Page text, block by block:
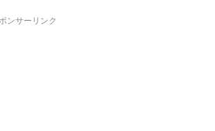
ンサーリンク